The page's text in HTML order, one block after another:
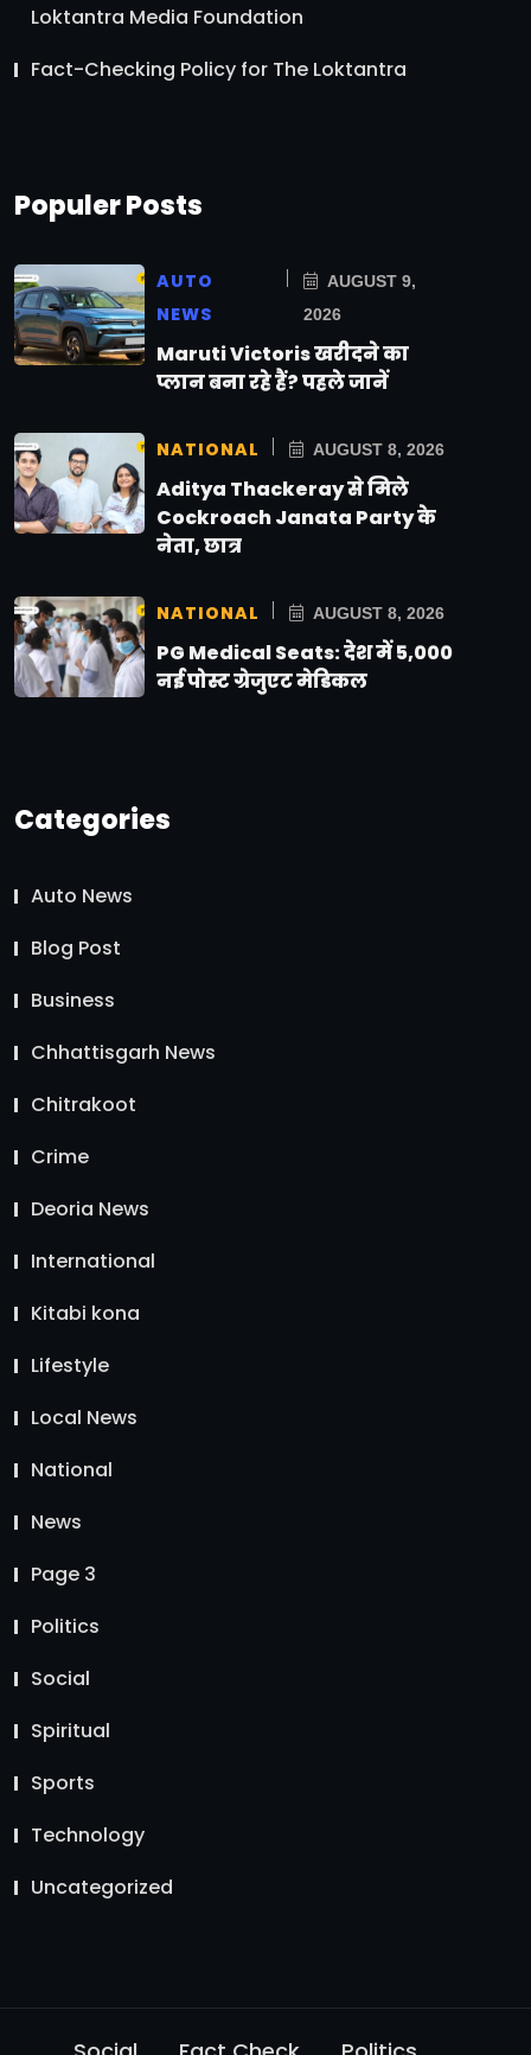
Loktantra Media Foundation
Fact-Checking Policy for The Loktantra
Populer Posts
AUTO
NEWS
AUGUST 9,
2026
Maruti Victoris खरीदने का
प्लान बना रहे हैं? पहले जानें
NATIONAL AUGUST 8, 2026
Aditya Thackeray से मिले
Cockroach Janata Party के
नेता, छात्र
NATIONAL AUGUST 8, 2026
PG Medical Seats: देश में 5,000
नई पोस्ट ग्रेजुएट मेडिकल
Categories
Auto News
Blog Post
Business
Chhattisgarh News
Chitrakoot
Crime
Deoria News
International
Kitabi kona
Lifestyle
Local News
National
News
Page 3
Politics
Social
Spiritual
Sports
Technology
Uncategorized